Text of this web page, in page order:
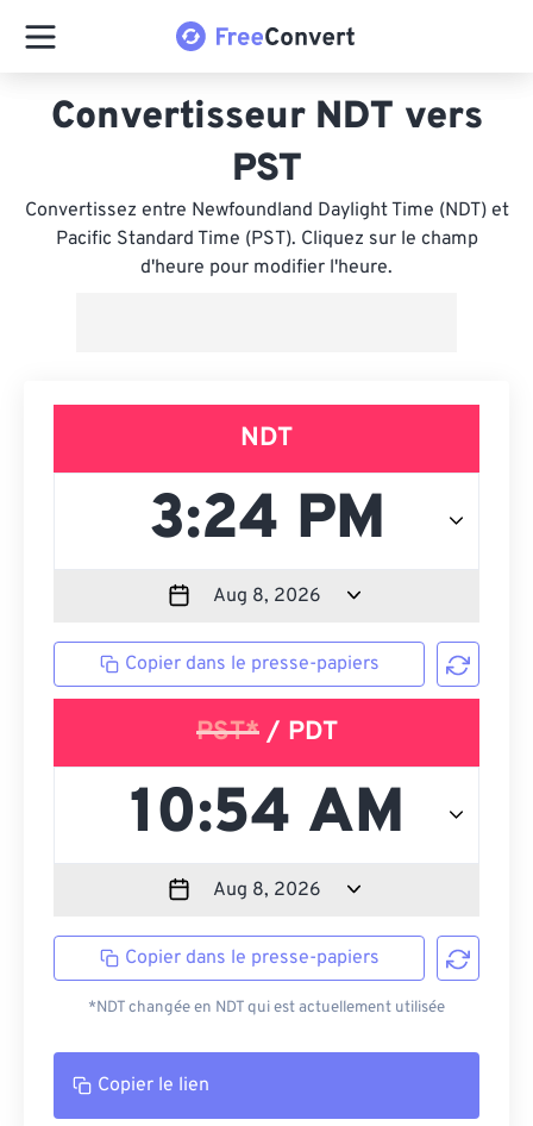
Convertisseur NDT vers
PST
Convertissez entre Newfoundland Daylight Time (NDT) et
Pacific Standard Time (PST). Cliquez sur le champ
d'heure pour modifier l'heure.
NDT
Copier dans le presse-papiers
PST*/ PDT
Copier dans le presse-papiers
*NDT changée en NDT qui est actuellement utilisée
Copier le lien